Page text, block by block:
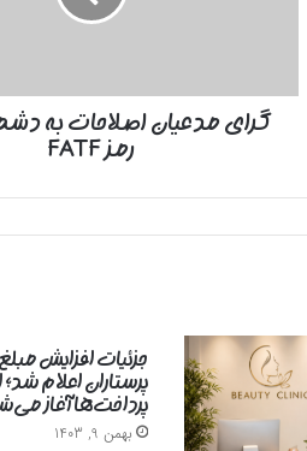
FATF
گرای مدعیان اصلاحات به
رمز FATF
جزئیات افزایش
پرداخت‌ها آغاز
بهمن 9, 1403